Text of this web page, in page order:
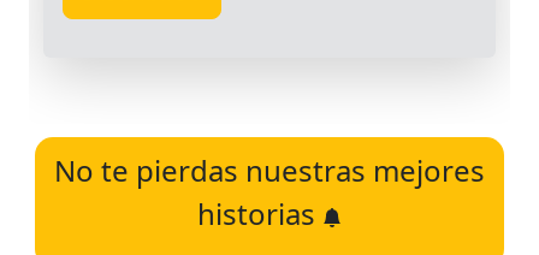
No te pierdas nuestras mejores
historias